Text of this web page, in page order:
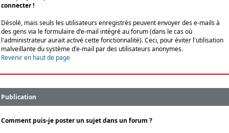
connecter !
Désolé, mais seuls les utilisateurs enregistrés peuvent envoyer des e-mails à
des gens via le formulaire d'e-mail intégré au forum (dans le cas où
l'administrateur aurait activé cette fonctionnalité). Ceci, pour éviter l'utilisation
malveillante du système d'e-mail par des utilisateurs anonymes.
Revenir en haut de page
Publication
Comment puis-je poster un sujet dans un forum ?